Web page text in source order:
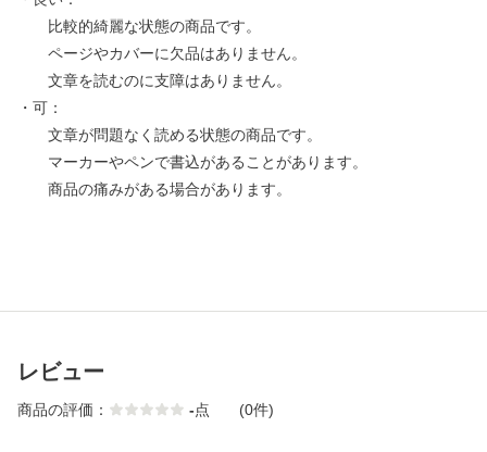
比較的綺麗な状態の商品です。
ページやカバーに欠品はありません。
文章を読むのに支障はありません。
・可：
文章が問題なく読める状態の商品です。
マーカーやペンで書込があることがあります。
商品の痛みがある場合があります。
レビュー
商品の評価： -点 (0件)